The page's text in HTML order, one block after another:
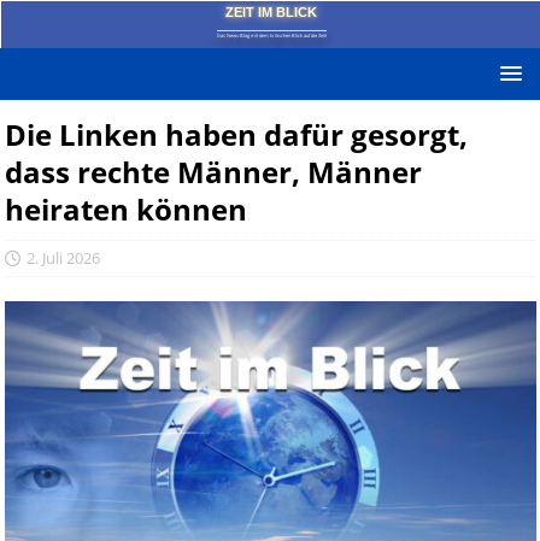
ZEIT IM BLICK
Das News-Blog mit dem kritischen Blick auf die Zeit!
Die Linken haben dafür gesorgt,
dass rechte Männer, Männer
heiraten können
2. Juli 2026